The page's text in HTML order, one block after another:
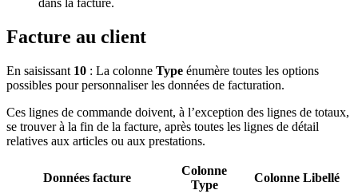
Facture au client
En saisissant 10 : La colonne Type énumère toutes les options
possibles pour personnaliser les données de facturation.
Ces lignes de commande doivent, à l’exception des lignes de totaux,
se trouver à la fin de la facture, après toutes les lignes de détail
relatives aux articles ou aux prestations.
Données facture
Colonne
Type
Colonne Libellé